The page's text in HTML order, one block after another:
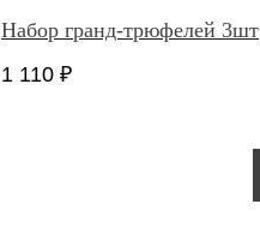
Набор гранд-трюфелей 3шт
1 110 ₽